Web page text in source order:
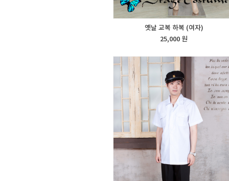
옛날 교복 하복 (여자)
25,000 원